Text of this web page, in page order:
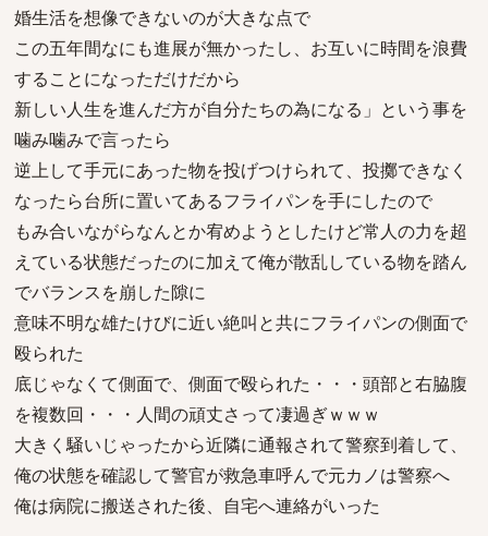
婚生活を想像できないのが大きな点で
この五年間なにも進展が無かったし、お互いに時間を浪費
することになっただけだから
新しい人生を進んだ方が自分たちの為になる」という事を
噛み噛みで言ったら
逆上して手元にあった物を投げつけられて、投擲できなく
なったら台所に置いてあるフライパンを手にしたので
もみ合いながらなんとか宥めようとしたけど常人の力を超
えている状態だったのに加えて俺が散乱している物を踏ん
でバランスを崩した隙に
意味不明な雄たけびに近い絶叫と共にフライパンの側面で
殴られた
底じゃなくて側面で、側面で殴られた・・・頭部と右脇腹
を複数回・・・人間の頑丈さって凄過ぎｗｗｗ
大きく騒いじゃったから近隣に通報されて警察到着して、
俺の状態を確認して警官が救急車呼んで元カノは警察へ
俺は病院に搬送された後、自宅へ連絡がいった